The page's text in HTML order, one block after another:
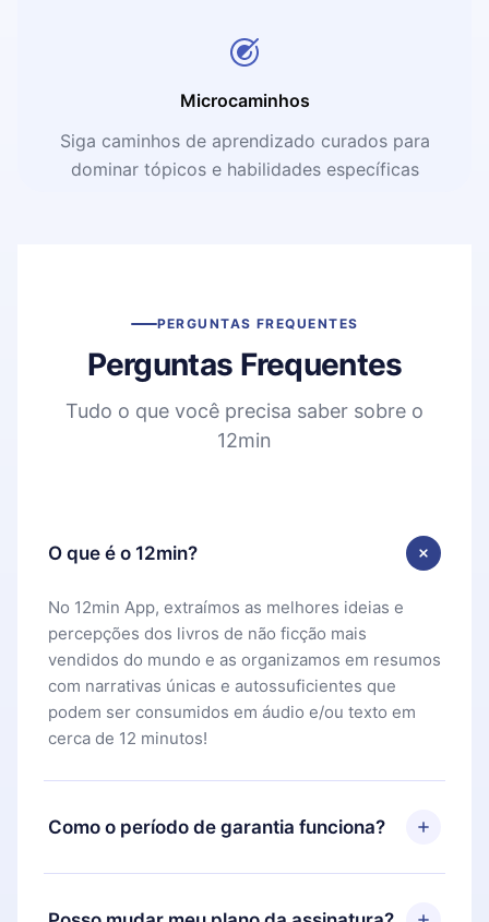
Microcaminhos
Siga caminhos de aprendizado curados para
dominar tópicos e habilidades específicas
PERGUNTAS FREQUENTES
Perguntas Frequentes
Tudo o que você precisa saber sobre o
12min
O que é o 12min?
No 12min App, extraímos as melhores ideias e
percepções dos livros de não ficção mais
vendidos do mundo e as organizamos em resumos
com narrativas únicas e autossuficientes que
podem ser consumidos em áudio e/ou texto em
cerca de 12 minutos!
Como o período de garantia funciona?
Você pode baixar nosso aplicativo e começar a
aproveitar nossa biblioteca. Se por algum motivo